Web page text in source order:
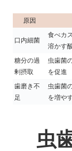
原因
口内細菌
食べカ
溶かす
糖分の過
剰摂取
虫歯菌
を促進
歯磨き不
足
虫歯菌
を増や
虫